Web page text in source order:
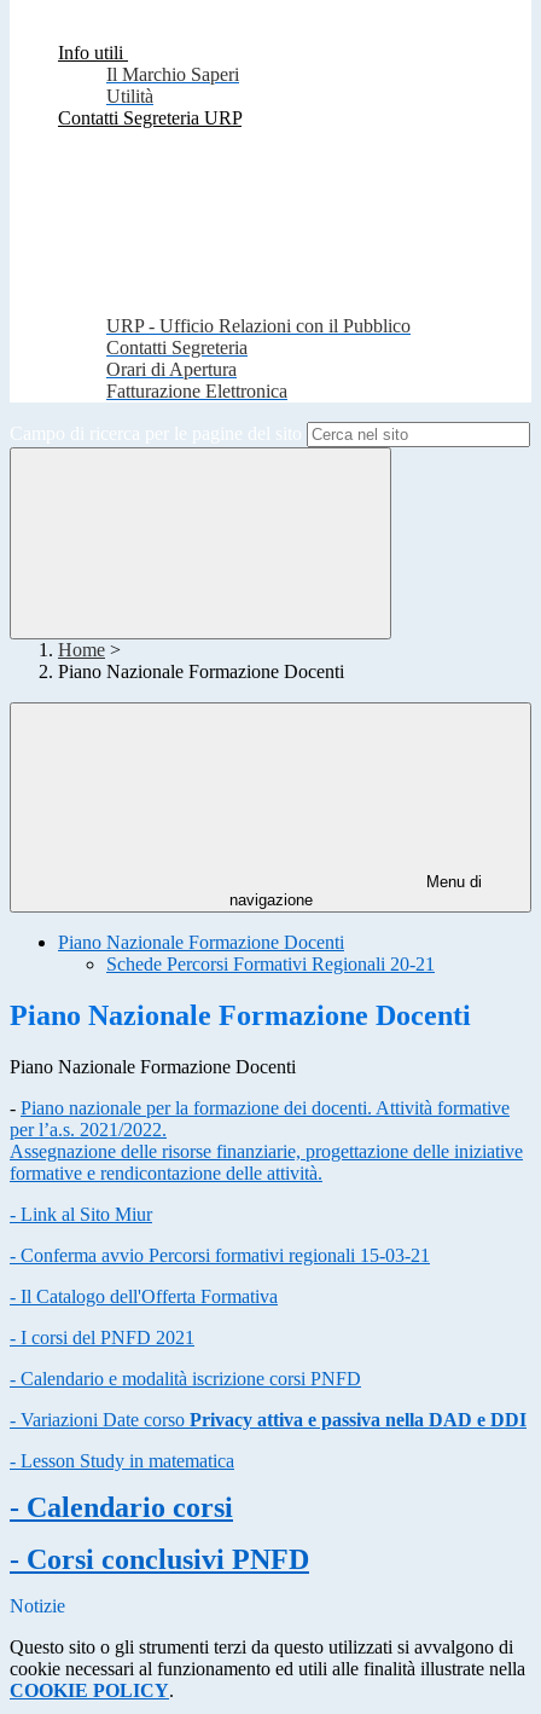
Info utili
Il Marchio Saperi
Utilità
Contatti Segreteria URP
URP - Ufficio Relazioni con il Pubblico
Contatti Segreteria
Orari di Apertura
Fatturazione Elettronica
Campo di ricerca per le pagine del sito
Home >
Piano Nazionale Formazione Docenti
Menu di
navigazione
Piano Nazionale Formazione Docenti
Schede Percorsi Formativi Regionali 20-21
Piano Nazionale Formazione Docenti
Piano Nazionale Formazione Docenti
- Piano nazionale per la formazione dei docenti. Attività formative
per l’a.s. 2021/2022.
Assegnazione delle risorse finanziarie, progettazione delle iniziative
formative e rendicontazione delle attività.
- Link al Sito Miur
- Conferma avvio Percorsi formativi regionali 15-03-21
- Il Catalogo dell'Offerta Formativa
- I corsi del PNFD 2021
- Calendario e modalità iscrizione corsi PNFD
- Variazioni Date corso Privacy attiva e passiva nella DAD e DDI
- Lesson Study in matematica
- Calendario corsi
- Corsi conclusivi PNFD
Notizie
Questo sito o gli strumenti terzi da questo utilizzati si avvalgono di
cookie necessari al funzionamento ed utili alle finalità illustrate nella
COOKIE POLICY.